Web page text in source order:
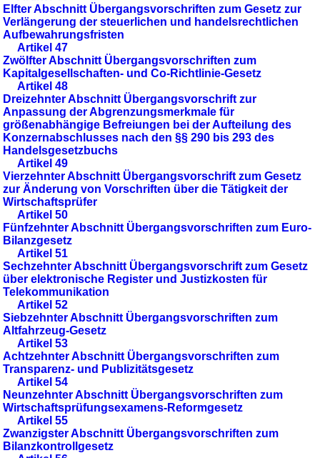
Elfter Abschnitt Übergangsvorschriften zum Gesetz zur
Verlängerung der steuerlichen und handelsrechtlichen
Aufbewahrungsfristen
Artikel 47
Zwölfter Abschnitt Übergangsvorschriften zum
Kapitalgesellschaften- und Co-Richtlinie-Gesetz
Artikel 48
Dreizehnter Abschnitt Übergangsvorschrift zur
Anpassung der Abgrenzungsmerkmale für
größenabhängige Befreiungen bei der Aufteilung des
Konzernabschlusses nach den §§ 290 bis 293 des
Handelsgesetzbuchs
Artikel 49
Vierzehnter Abschnitt Übergangsvorschrift zum Gesetz
zur Änderung von Vorschriften über die Tätigkeit der
Wirtschaftsprüfer
Artikel 50
Fünfzehnter Abschnitt Übergangsvorschriften zum Euro-
Bilanzgesetz
Artikel 51
Sechzehnter Abschnitt Übergangsvorschrift zum Gesetz
über elektronische Register und Justizkosten für
Telekommunikation
Artikel 52
Siebzehnter Abschnitt Übergangsvorschriften zum
Altfahrzeug-Gesetz
Artikel 53
Achtzehnter Abschnitt Übergangsvorschriften zum
Transparenz- und Publizitätsgesetz
Artikel 54
Neunzehnter Abschnitt Übergangsvorschriften zum
Wirtschaftsprüfungsexamens-Reformgesetz
Artikel 55
Zwanzigster Abschnitt Übergangsvorschriften zum
Bilanzkontrollgesetz